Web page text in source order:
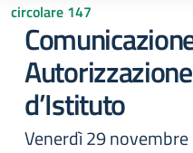
circolare 147
d’Istituto
Venerdì 29